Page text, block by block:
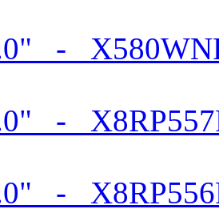
-
-
-